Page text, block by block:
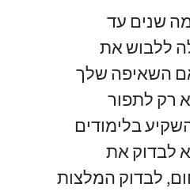
שנים עד
ללבוש את
השאיפה שלך
רק לתפור
בלימודים
לבדוק את
לבדוק המלצות